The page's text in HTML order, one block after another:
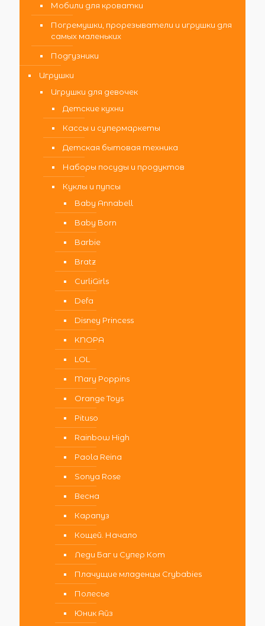
Мобили для кроватки
Погремушки, прорезыватели и игрушки для
самых маленьких
Подгузники
Игрушки
Игрушки для девочек
Детские кухни
Кассы и супермаркеты
Детская бытовая техника
Наборы посуды и продуктов
Куклы и пупсы
Baby Annabell
Baby Born
Barbie
Bratz
CurliGirls
Defa
Disney Princess
KNOPA
LOL
Mary Poppins
Orange Toys
Pituso
Rainbow High
Paola Reina
Sonya Rose
Весна
Карапуз
Кощей. Начало
Леди Баг и Супер Кот
Плачущие младенцы Crybabies
Полесье
Юник Айз